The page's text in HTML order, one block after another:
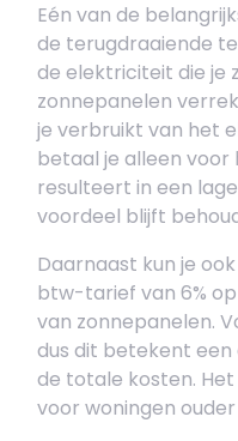
Eén van de
de terugdraaiende
de elektriciteit die je
zonnepanelen
je verbruikt van het
betaal je alleen
resulteert in een
voordeel blijft
Daarnaast kun je
btw-tarief van 6%
van zonnepanelen.
dus dit betekent een
de totale kosten.
voor woningen ouder